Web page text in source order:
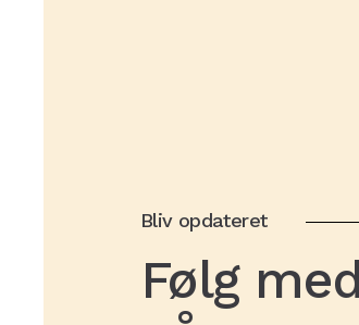
Bliv opdateret
Følg